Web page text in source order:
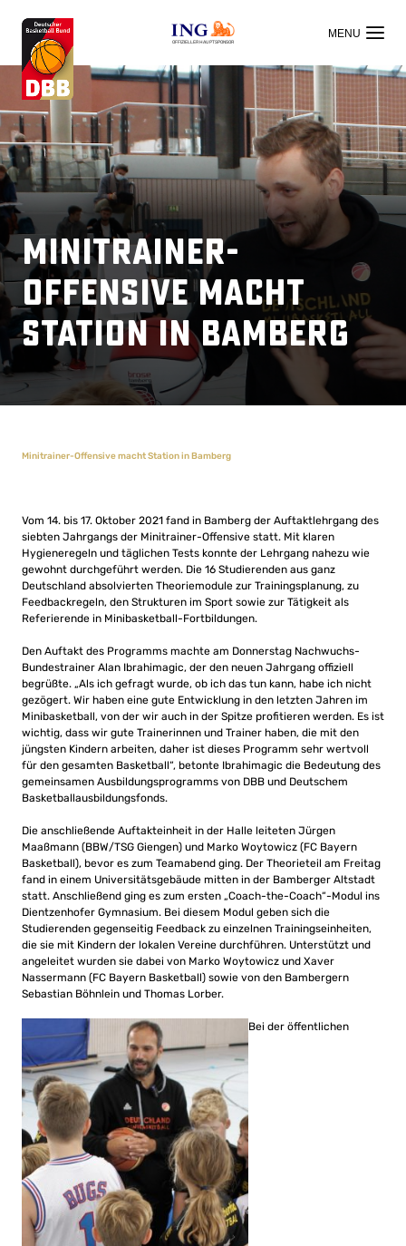
OFFIZIELLER HAUPTSPONSOR
Minitrainer-
Offensive macht
Station in Bamberg
Minitrainer-Offensive macht Station in Bamberg
Vom 14. bis 17. Oktober 2021 fand in Bamberg der Auftaktlehrgang des
siebten Jahrgangs der Minitrainer-Offensive statt. Mit klaren
Hygieneregeln und täglichen Tests konnte der Lehrgang nahezu wie
gewohnt durchgeführt werden. Die 16 Studierenden aus ganz
Deutschland absolvierten Theoriemodule zur Trainingsplanung, zu
Feedbackregeln, den Strukturen im Sport sowie zur Tätigkeit als
Referierende in Minibasketball-Fortbildungen.
Den Auftakt des Programms machte am Donnerstag Nachwuchs-
Bundestrainer Alan Ibrahimagic, der den neuen Jahrgang offiziell
begrüßte. „Als ich gefragt wurde, ob ich das tun kann, habe ich nicht
gezögert. Wir haben eine gute Entwicklung in den letzten Jahren im
Minibasketball, von der wir auch in der Spitze profitieren werden. Es ist
wichtig, dass wir gute Trainerinnen und Trainer haben, die mit den
jüngsten Kindern arbeiten, daher ist dieses Programm sehr wertvoll
für den gesamten Basketball“, betonte Ibrahimagic die Bedeutung des
gemeinsamen Ausbildungsprogramms von DBB und Deutschem
Basketballausbildungsfonds.
Die anschließende Auftakteinheit in der Halle leiteten Jürgen
Maaßmann (BBW/TSG Giengen) und Marko Woytowicz (FC Bayern
Basketball), bevor es zum Teamabend ging. Der Theorieteil am Freitag
fand in einem Universitätsgebäude mitten in der Bamberger Altstadt
statt. Anschließend ging es zum ersten „Coach-the-Coach“-Modul ins
Dientzenhofer Gymnasium. Bei diesem Modul geben sich die
Studierenden gegenseitig Feedback zu einzelnen Trainingseinheiten,
die sie mit Kindern der lokalen Vereine durchführen. Unterstützt und
angeleitet wurden sie dabei von Marko Woytowicz und Xaver
Nassermann (FC Bayern Basketball) sowie von den Bambergern
Sebastian Böhnlein und Thomas Lorber.
Bei der öffentlichen